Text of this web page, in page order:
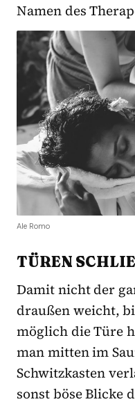
Namen des
Ale Romo
TÜREN
Damit nicht der
draußen weicht,
möglich die Türe
man mitten im
Schwitzkasten
sonst böse Blicke